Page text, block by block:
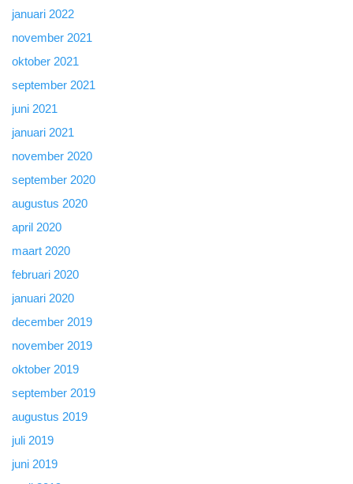
januari 2022
november 2021
oktober 2021
september 2021
juni 2021
januari 2021
november 2020
september 2020
augustus 2020
april 2020
maart 2020
februari 2020
januari 2020
december 2019
november 2019
oktober 2019
september 2019
augustus 2019
juli 2019
juni 2019